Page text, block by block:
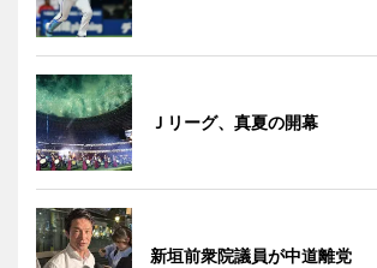
Ｊリーグ、真夏の開幕
新垣前衆院議員が中道離党